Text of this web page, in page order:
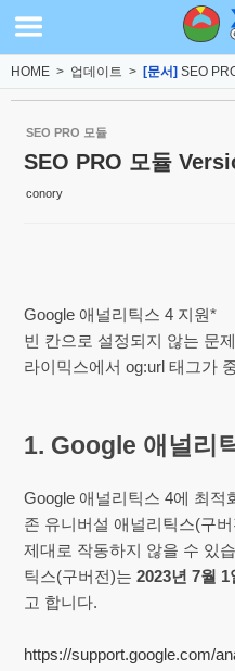
HOME > 업데이트 > [문서] SEO
SEO PRO 모듈
SEO PRO 모듈
conory
Google 애널리틱스 4 지원*
빈 칸으로 설정되지 않는 문
라이믹스에서 og:url 태그가
1. Google 애널리
Google 애널리틱스 4에 최적
존 유니버설 애널리틱스(구
제대로 작동하지 않을 수 있
틱스(구버전)는 2023년 7월 1
고 합니다.
https://support.google.com/